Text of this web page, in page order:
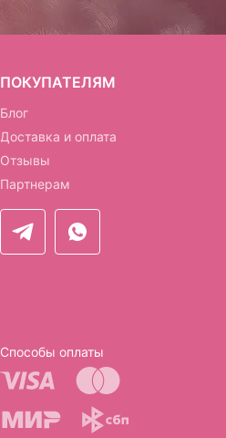
ПОКУПАТЕЛЯМ
Партнерам
Способы оплаты
Отзывы
Доставка и оплата
Блог